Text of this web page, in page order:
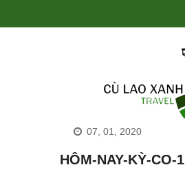
07, 01, 2020
HÔM-NAY-KỲ-CO-1